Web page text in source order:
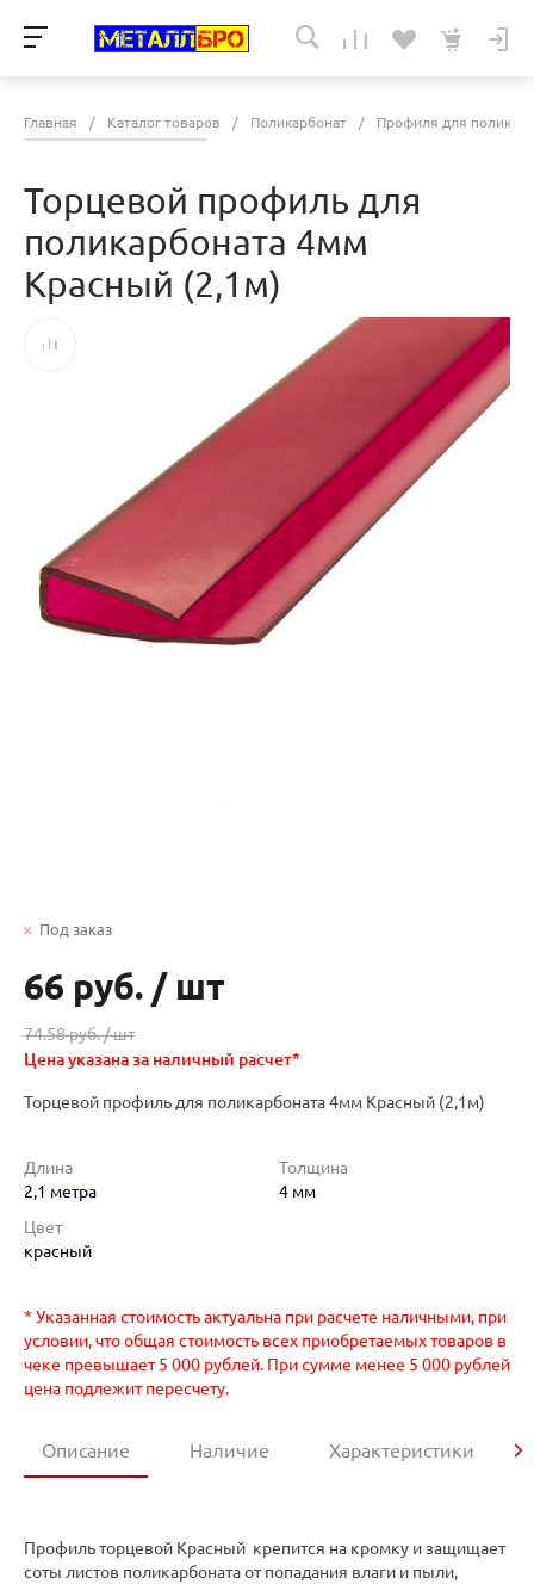
Главная / Каталог товаров / Поликарбонат / Профиля для
Торцевой профиль для
поликарбоната 4мм
Красный (2,1м)
Под заказ
66 руб. / шт
74.58 руб. /шт
Цена указана за наличный расчет*
Торцевой профиль для поликарбоната 4мм Красный (2,1м)
Длина
2,1 метра
Толщина
4 мм
Цвет
красный
* Указанная стоимость актуальна при расчете наличными, при
условии, что общая стоимость всех приобретаемых товаров в
чеке превышает 5 000 рублей. При сумме менее 5 000 рублей
цена подлежит пересчету.
Описание Наличие Характеристики
Профиль торцевой Красный крепится на кромку и защищает
соты листов поликарбоната от попадания влаги и пыли,